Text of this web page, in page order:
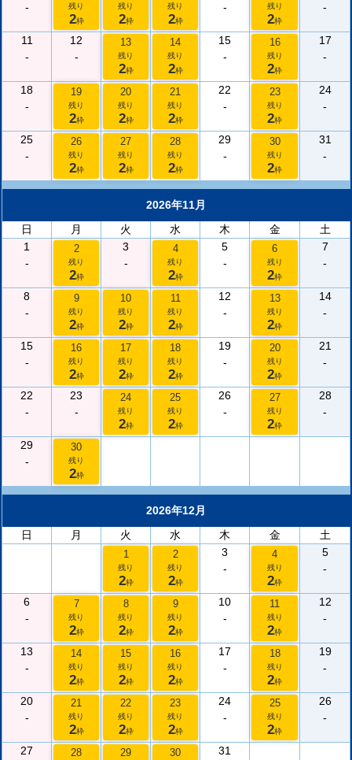
-
残り
2枠
残り
2枠
残り
2枠
-
残り
2枠
-
11
-
12
-
13
残り
2枠
14
残り
2枠
15
-
16
残り
2枠
17
-
18
-
19
残り
2枠
20
残り
2枠
21
残り
2枠
22
-
23
残り
2枠
24
-
25
-
26
残り
2枠
27
残り
2枠
28
残り
2枠
29
-
30
残り
2枠
31
-
2026年11月
日
月 火 水 木 金
土
1
-
2
残り
2枠
3
-
4
残り
2枠
5
-
6
残り
2枠
7
-
8
-
9
残り
2枠
10
残り
2枠
11
残り
2枠
12
-
13
残り
2枠
14
-
15
-
16
残り
2枠
17
残り
2枠
18
残り
2枠
19
-
20
残り
2枠
21
-
22
-
23
-
24
残り
2枠
25
残り
2枠
26
-
27
残り
2枠
28
-
29
-
30
残り
2枠
2026年12月
日
月 火 水 木 金 土
1
残り
2枠
2
残り
2枠
3
-
4
残り
2枠
5
-
6
-
7
残り
2枠
8
残り
2枠
9
残り
2枠
10
-
11
残り
2枠
12
-
13
-
14
残り
2枠
15
残り
2枠
16
残り
2枠
17
-
18
残り
2枠
19
-
20
-
21
残り
2枠
22
残り
2枠
23
残り
2枠
24
-
25
残り
2枠
26
-
27
28 29 30
31